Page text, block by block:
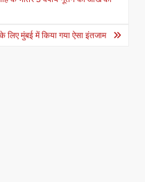
के ल‍िए मुंबई में किया गया ऐसा इंतजाम